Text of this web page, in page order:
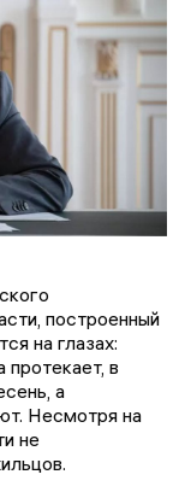
построенный
на глазах:
в
а
Несмотря на
не